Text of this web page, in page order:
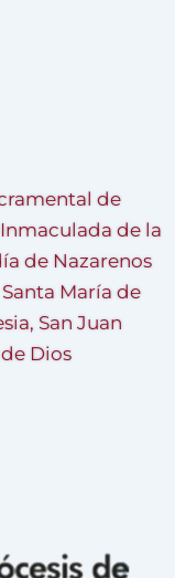
de
de la
de Nazarenos
María de
San Juan
Dios